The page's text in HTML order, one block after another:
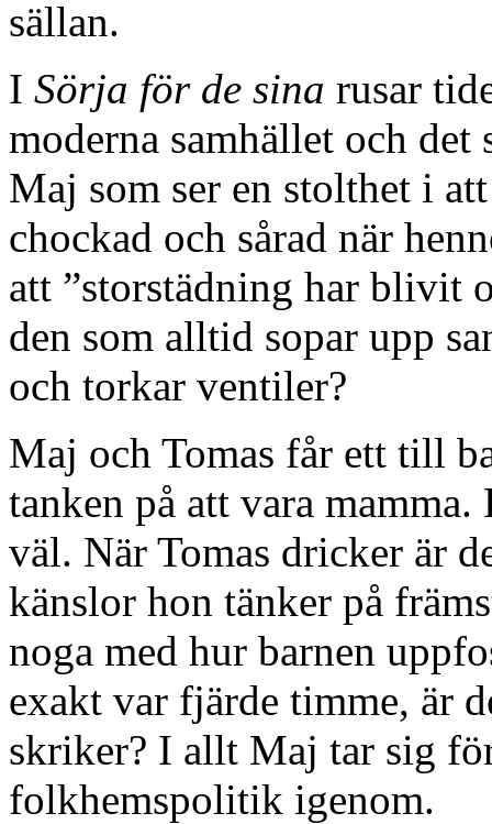
sällan.
I Sörja för de sina rusar
moderna samhället och
Maj som ser en stolthet i
chockad och sårad när
att ”storstädning har blivit
den som alltid sopar upp
och torkar ventiler?
Maj och Tomas får ett till
tanken på att vara
väl. När Tomas dricker är
känslor hon tänker på
noga med hur barnen
exakt var fjärde timme, är
skriker? I allt Maj tar sig
folkhemspolitik igenom.